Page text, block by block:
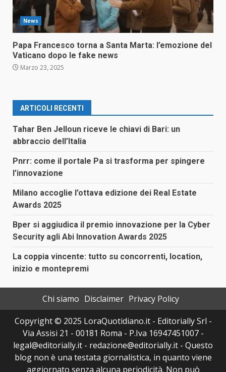
News
Papa Francesco torna a Santa Marta: l’emozione del
Vaticano dopo le fake news
Marzo 23, 2025
ARTICOLI RECENTI
Tahar Ben Jelloun riceve le chiavi di Bari: un
abbraccio dell’Italia
Pnrr: come il portale Pa si trasforma per spingere
l’innovazione
Milano accoglie l’ottava edizione dei Real Estate
Awards 2025
Bper si aggiudica il premio innovazione per la Cyber
Security agli Abi Innovation Awards 2025
La coppia vincente: tutto su concorrenti, location,
inizio e montepremi
Chi siamo Disclaimer Privacy Policy
Copyright © 2025 LoraQuotidiano.it - Editorially Srl -
Via Assisi 21 - 00181 Roma - P.Iva 16947451007 -
legal@editorially.it - redazione@editorially.it - Questo
blog non è una testata giornalistica, in quanto viene
aggiornato senza alcuna periodicità. Non può